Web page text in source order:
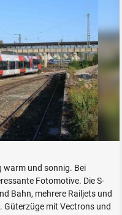
warm und sonnig. Bei
Fotomotive. Die S-
Bahn, mehrere Railjets und
Güterzüge mit Vectrons und